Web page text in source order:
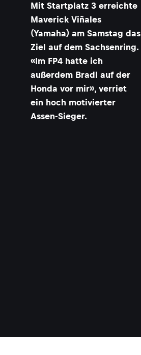
Mit Startplatz 3 erreichte
Maverick Viñales
(Yamaha) am Samstag das
Ziel auf dem Sachsenring.
«Im FP4 hatte ich
außerdem Bradl auf der
Honda vor mir», verriet
ein hoch motivierter
Assen-Sieger.